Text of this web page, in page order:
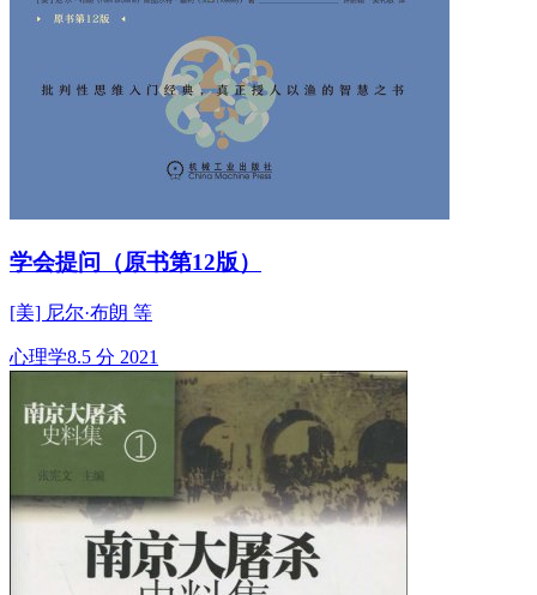
学会提问（原书第12版）
[美] 尼尔·布朗 等
心理学8.5 分 2021